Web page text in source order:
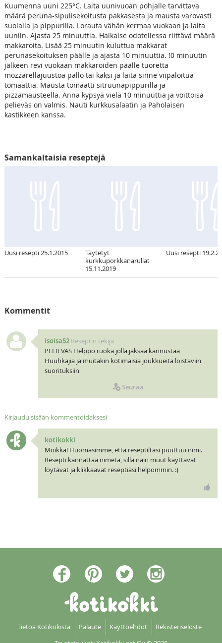
Kuumenna uuni 225°C. Laita uunivuoan pohjalle tarvittava
määrä peruna-sipulisekoitusta pakkasesta ja mausta varovasti
suolalla ja pippurilla. Lorauta vähän kermaa vuokaan ja laita
uuniin. Ajasta 25 minuuttia. Halkaise odotellessa riittävä määrä
makkaroita. Lisää 25 minuutin kuluttua makkarat
perunasekoituksen päälle ja ajasta 10 minuuttia. !0 minuutin
jälkeen revi vuokaan makkaroiden päälle tuoretta
mozzarellajuustoa pallo tai kaksi ja laita sinne viipaloitua
tomaattia. Mausta tomaatti sitruunapippurilla ja
pizzamausteella. Anna kypsyä vielä 10 minuuttia ja voittoisa
pelieväs on valmis. Nauti kurkkusalaatin ja Paholaisen
kastikkeen kanssa.
Samankaltaisia reseptejä
Uusi resepti 25.1.2015
Täytetyt
kurkkuporkkanarullat
15.11.2019
Uusi resepti
Kommentit
isoisa52 Reseptin tekijä
PELIEVÄS Helppo ruoka jolla jaksaa kannustaa
Huuhkajia ja muitakin kotimaisia joukkueita loistaviin
suorituksiin
Seuraa
Kirjaudu sisään kommentoidaksesi
kotikokki
Moikka! Huomasimme, että reseptiltäsi puuttuu nimi.
Resepti kannattaa nimetä, sillä näin muut käyttävät
löytävät ja klikkaavat reseptiäsi helpommin. :)
Tietoa Kotikokista Palaute Käyttöehdot
Rekisteriseloste